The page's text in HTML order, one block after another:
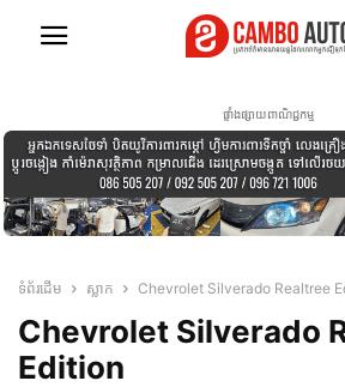
ផ្ទាំងផ្សាយពាណិជ្ជកម្ម
ទំព័រដើម ស្លាក Chevrolet Silverado Realtree
Chevrolet Silverado
Edition